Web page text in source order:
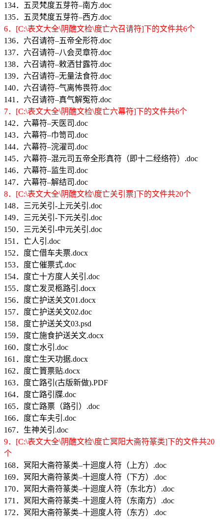
134．五灵梵度五芽符–南方.doc
135．五灵梵度五芽符–西方.doc
6．[C:\表文大全\阴醮文检\度亡六召请符]下的文件共6个
136．六召请符–五帝全形符.doc
137．六召请符–八会灵章符.doc
138．六召请符–敕洒甘露符.doc
139．六召请符–无量法食符.doc
140．六召请符–气离怖畏符.doc
141．六召请符–真气解冤符.doc
7．[C:\表文大全\阴醮文检\度亡六幕符]下的文件共6个
142．六幕符–天医司.doc
143．六幕符–巾笥司.doc
144．六幕符–浣濯司.doc
145．六幕符–混元司五帝全形真符（即十二经络符）.doc
146．六幕符–监生司.doc
147．六幕符–解结司.doc
8．[C:\表文大全\阴醮文检\度亡关引票]下的文件共20个
148．三元关引-上元关引.doc
149．三元关引-下元关引.doc
150．三元关引-中元关引.doc
151．亡人引.doc
152．度亡借车夫票.docx
153．度亡催票式.doc
154．度亡十方度人关引.doc
155．度亡发灵柩路引.docx
156．度亡护送关文01.docx
157．度亡护送关文02.doc
158．度亡护送关文03.psd
159．度亡施食护送关文.docx
160．度亡水引.doc
161．度亡生天功据.docx
162．度亡篢票贴.docx
163．度亡路引(古版新做).PDF
164．度亡路引牒.doc
165．度亡路票（路引）.doc
166．度亡车夫引.doc
167．生神关引.doc
9．[C:\表文大全\阴醮文检\度亡冥阳大斋符篆类]下的文件共20
个
168．冥阳大斋符篆类–十迴度人符（上方）.doc
169．冥阳大斋符篆类–十迴度人符（下方）.doc
170．冥阳大斋符篆类–十迴度人符（东北方）.doc
171．冥阳大斋符篆类–十迴度人符（东南方）.doc
172．冥阳大斋符篆类–十迴度人符（东方）.doc